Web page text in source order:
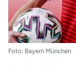
Foto: Bayern München